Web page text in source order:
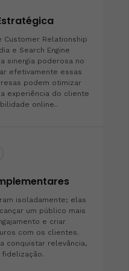
Customer Relationship
e Search Engine
sinergia poderosa no
efetivamente essas
podem otimizar
experiência do cliente
online..
isoladamente; elas
um público mais
e criar
com os clientes.
conquistar relevância,